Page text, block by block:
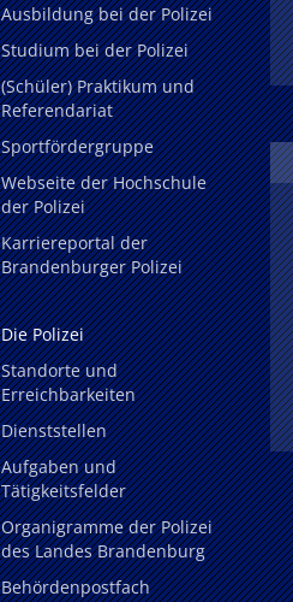
Ausbildung bei der Polizei
Studium bei der Polizei
(Schüler) Praktikum und
Referendariat
Sportfördergruppe
Webseite der Hochschule
der Polizei
Karriereportal der
Brandenburger Polizei
Die Polizei
Standorte und
Erreichbarkeiten
Dienststellen
Aufgaben und
Tätigkeitsfelder
Organigramme der Polizei
des Landes Brandenburg
Behördenpostfach